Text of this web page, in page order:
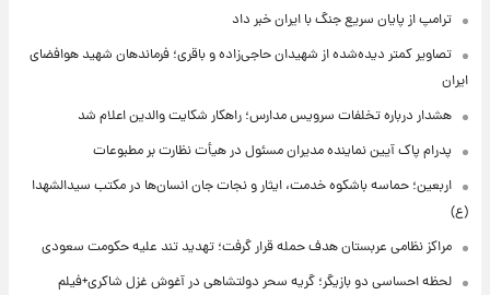
ترامپ از پایان سریع جنگ با ایران خبر داد
تصاویر کمتر دیده‌شده از شهیدان حاجی‌زاده و باقری؛ فرماندهان شهید هوافضای
ایران
هشدار درباره تخلفات سرویس مدارس؛ راهکار شکایت والدین اعلام شد
پدرام پاک آیین نماینده مدیران مسئول در هیأت نظارت بر مطبوعات
اربعین؛ حماسه باشکوه خدمت، ایثار و نجات جان انسان‌ها در مکتب سیدالشهدا
(ع)
مراکز نظامی عربستان هدف حمله قرار گرفت؛ تهدید تند علیه حکومت سعودی
لحظه احساسی دو بازیگر؛ گریه سحر دولتشاهی در آغوش غزل شاکری+فیلم